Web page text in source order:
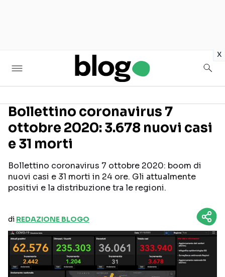
x
Seguici sui social
Bollettino coronavirus 7
ottobre 2020: 3.678 nuovi casi
e 31 morti
Bollettino coronavirus 7 ottobre 2020: boom di
nuovi casi e 31 morti in 24 ore. Gli attualmente
positivi e la distribuzione tra le regioni.
di REDAZIONE BLOGO